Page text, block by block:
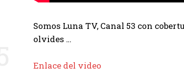
Somos Luna TV, Canal 53 con
olvides …
Enlace del video